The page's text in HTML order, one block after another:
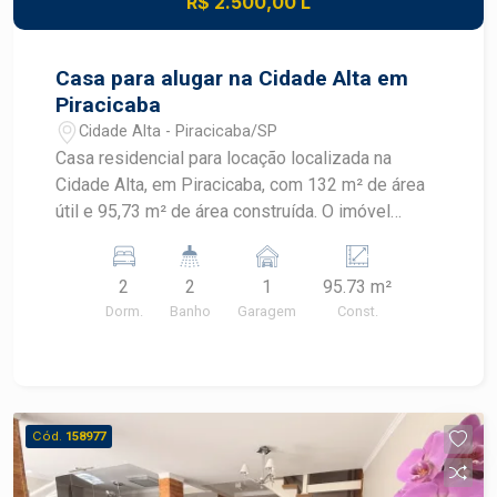
praticidade e excelente custo-benefício no
Casa para alugar na Cidade Alta em
Piracicaba
Cidade Alta - Piracicaba/SP
Casa residencial para locação localizada na
Cidade Alta, em Piracicaba, com 132 m² de área
útil e 95,73 m² de área construída. O imóvel
armários, oferecendo praticidade em localização
estratégica. CARACTERÍSTICAS DO IMÓVEL -
Área útil de 132 m² - Área construída de 95,73 m²
momentos de lazer e convivência - Churrasqueira
para confraternizações - Armários que
contribuem para a organização dos ambientes -
2
Dorm.
2
Banho
1
Garagem
95.73 m²
Const.
Cód. 158977